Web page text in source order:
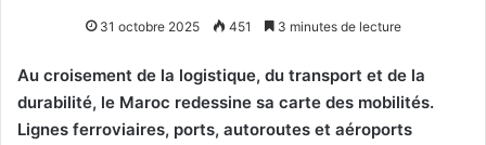
31 octobre 2025 451 3 minutes de lecture
Au croisement de la logistique, du transport et de la
durabilité, le Maroc redessine sa carte des mobilités.
Lignes ferroviaires, ports, autoroutes et aéroports